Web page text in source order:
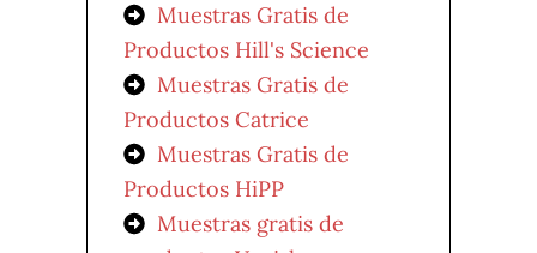
Muestras Gratis de
Productos Hill's Science
Muestras Gratis de
Productos Catrice
Muestras Gratis de
Productos HiPP
Muestras gratis de